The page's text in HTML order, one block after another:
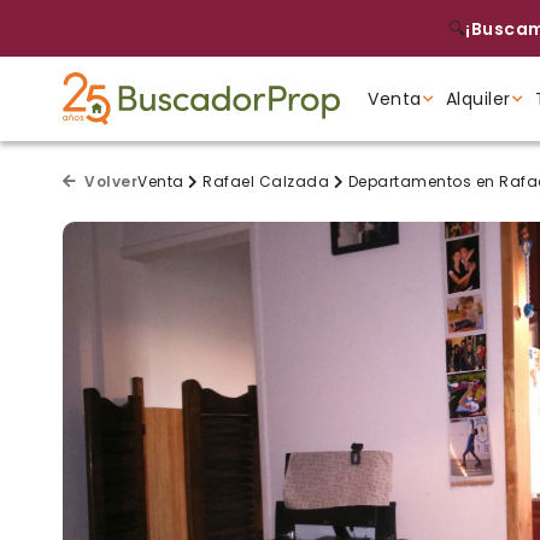
🔍
Venta
Tipo de propiedad
Alquiler
Tipo de propiedad
Tipo de propiedad
VolverVenta Rafael Calzada Departamentos en